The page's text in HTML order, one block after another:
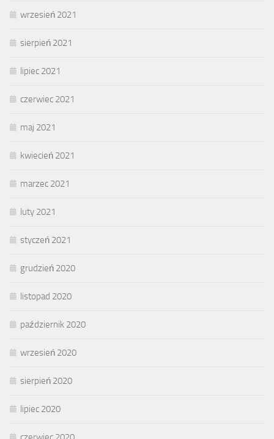
wrzesień 2021
sierpień 2021
lipiec 2021
czerwiec 2021
maj 2021
kwiecień 2021
marzec 2021
luty 2021
styczeń 2021
grudzień 2020
listopad 2020
październik 2020
wrzesień 2020
sierpień 2020
lipiec 2020